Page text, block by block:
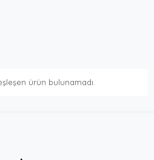
ürün bulunamadı.